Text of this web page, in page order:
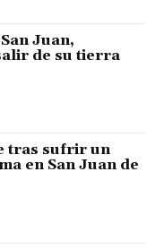
Juan,
de su tierra
tras sufrir un
en San Juan de